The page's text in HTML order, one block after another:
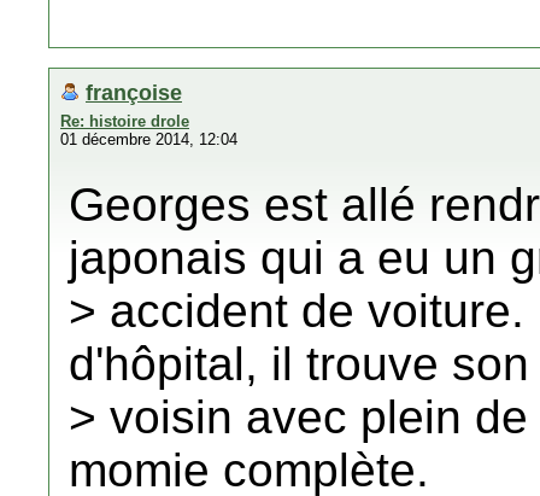
françoise
Re: histoire drole
01 décembre 2014, 12:04
Georges est allé
japonais qui a eu un
> accident de
d'hôpital, il trouve son
> voisin avec plein
momie complète.